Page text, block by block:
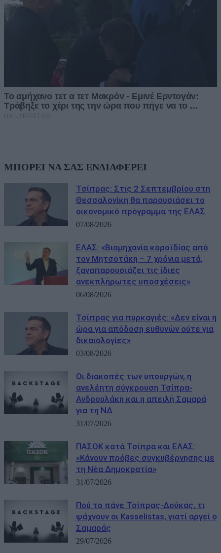
ΜΠΟΡΕΙ ΝΑ ΣΑΣ ΕΝΔΙΑΦΕΡΕΙ
Τσίπρας: Στις 2 Σεπτεμβρίου στη
Θεσσαλονίκη θα παρουσιάσει το
οικονομικό πρόγραμμα της ΕΛΑΣ
07/08/2026
ΕΛΑΣ: «Βιομηχανία κοροϊδίας από
τον Μητσοτάκη – 7 χρόνια μετά,
ξαναπαρουσιάζει τις ίδιες
ανεκπλήρωτες υποσχέσεις»
06/08/2026
Τσίπρας για πυρκαγιές: «Δεν είναι η
ώρα για απόδοση ευθυνών ούτε για
δικαιολογίες»
03/08/2026
Οι διακοπές των υπουργών, η
ανελέητη σύγκρουση Τσίπρα-
Ανδρουλάκη και η απειλή Σαμαρά
για τη ΝΔ
31/07/2026
ΠΑΣΟΚ κατά Τσίπρα και ΕΛΑΣ:
«Κάνουν πρόβες συγκυβέρνησης με
τη Νέα Δημοκρατία»
31/07/2026
Πού το πάνε Τσίπρας-Δούκας, τι
ψάχνουν οι Kasselistas, γιατί αργεί ο
Σαμαράς
29/07/2026